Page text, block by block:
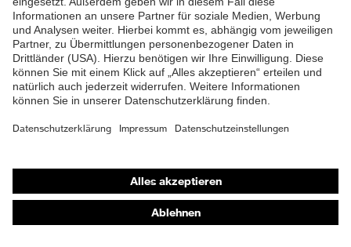
Online-Shop für B2B-Kunden
Online-Shop für Personaldienstleister